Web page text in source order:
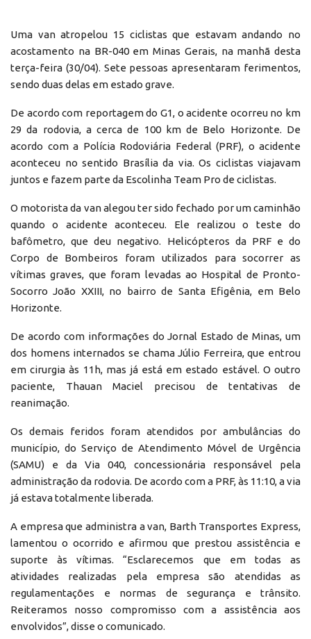
Uma van atropelou 15 ciclistas que estavam andando no
acostamento na BR-040 em Minas Gerais, na manhã desta
terça-feira (30/04). Sete pessoas apresentaram ferimentos,
sendo duas delas em estado grave.
De acordo com reportagem do G1, o acidente ocorreu no km
29 da rodovia, a cerca de 100 km de Belo Horizonte. De
acordo com a Polícia Rodoviária Federal (PRF), o acidente
aconteceu no sentido Brasília da via. Os ciclistas viajavam
juntos e fazem parte da Escolinha Team Pro de ciclistas.
O motorista da van alegou ter sido fechado por um caminhão
quando o acidente aconteceu. Ele realizou o teste do
bafômetro, que deu negativo. Helicópteros da PRF e do
Corpo de Bombeiros foram utilizados para socorrer as
vítimas graves, que foram levadas ao Hospital de Pronto-
Socorro João XXIII, no bairro de Santa Efigênia, em Belo
Horizonte.
De acordo com informações do Jornal Estado de Minas, um
dos homens internados se chama Júlio Ferreira, que entrou
em cirurgia às 11h, mas já está em estado estável. O outro
paciente, Thauan Maciel precisou de tentativas de
reanimação.
Os demais feridos foram atendidos por ambulâncias do
município, do Serviço de Atendimento Móvel de Urgência
(SAMU) e da Via 040, concessionária responsável pela
administração da rodovia. De acordo com a PRF, às 11:10, a via
já estava totalmente liberada.
A empresa que administra a van, Barth Transportes Express,
lamentou o ocorrido e afirmou que prestou assistência e
suporte às vítimas. “Esclarecemos que em todas as
atividades realizadas pela empresa são atendidas as
regulamentações e normas de segurança e trânsito.
Reiteramos nosso compromisso com a assistência aos
envolvidos”, disse o comunicado.